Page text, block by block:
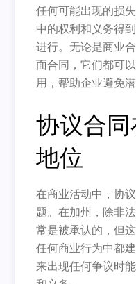
任何可能出现的损
中的权利和义务得
进行。无论是商业
面合同，它们都可
用，帮助企业避免
协议合
地位
在商业活动中，协
题。在加州，除非
常是被承认的，但
任何商业行为中都
来出现任何争议时